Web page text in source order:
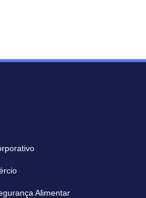
Alimentar